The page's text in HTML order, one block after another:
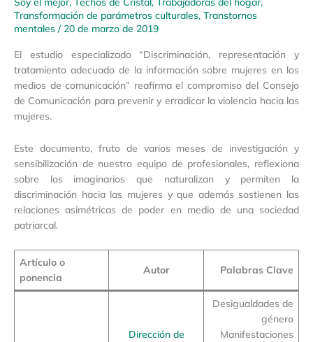
Transformación de parámetros culturales, Transtornos
mentales / 20 de marzo de 2019
El estudio especializado “Discriminación, representación y
tratamiento adecuado de la información sobre mujeres en los
medios de comunicación” reafirma el compromiso del Consejo
de Comunicación para prevenir y erradicar la violencia hacia las
mujeres.
Este documento, fruto de varios meses de investigación y
sensibilización de nuestro equipo de profesionales, reflexiona
sobre los imaginarios que naturalizan y permiten la
discriminación hacia las mujeres y que además sostienen las
relaciones asimétricas de poder en medio de una sociedad
patriarcal.
Artículo o
ponencia
Autor Palabras Clave
Dirección de
Desigualdades de
género
Manifestaciones